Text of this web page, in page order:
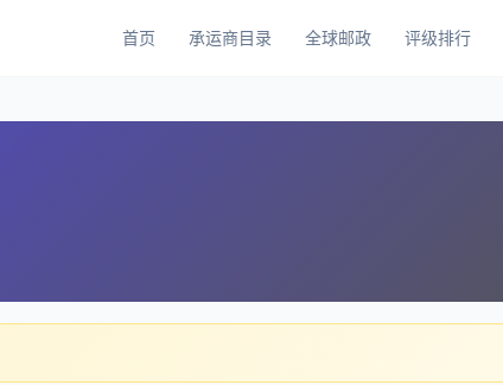
首页 承运商目录 全球邮政 评级排行